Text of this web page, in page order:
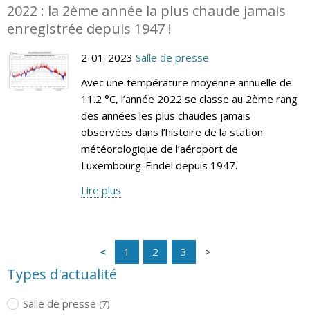
2022 : la 2ème année la plus chaude jamais
enregistrée depuis 1947 !
2-01-2023 Salle de presse
Avec une température moyenne annuelle de
11.2 °C, l’année 2022 se classe au 2ème rang
des années les plus chaudes jamais
observées dans l’histoire de la station
météorologique de l’aéroport de
Luxembourg-Findel depuis 1947.
Lire plus
1 2 3
Types d'actualité
Salle de presse (7)